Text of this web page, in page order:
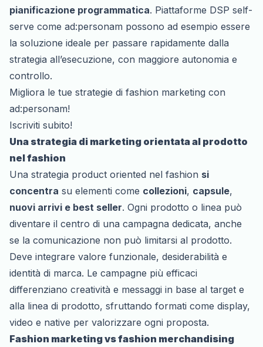
pianificazione programmatica. Piattaforme DSP self-
serve come ad:personam possono ad esempio essere
la soluzione ideale per passare rapidamente dalla
strategia all’esecuzione, con maggiore autonomia e
controllo.
Migliora le tue strategie di fashion marketing con
ad:personam!
Iscriviti subito!
Una strategia di marketing orientata al prodotto
nel fashion
Una strategia product oriented nel fashion si
concentra su elementi come collezioni, capsule,
nuovi arrivi e best seller. Ogni prodotto o linea può
diventare il centro di una campagna dedicata, anche
se la comunicazione non può limitarsi al prodotto.
Deve integrare valore funzionale, desiderabilità e
identità di marca. Le campagne più efficaci
differenziano creatività e messaggi in base al target e
alla linea di prodotto, sfruttando formati come display,
video e native per valorizzare ogni proposta.
Fashion marketing vs fashion merchandising